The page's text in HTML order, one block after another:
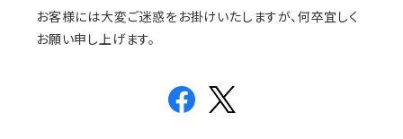
お客様には大変ご迷惑をお掛けいたしますが、何卒宜しく
お願い申し上げます。